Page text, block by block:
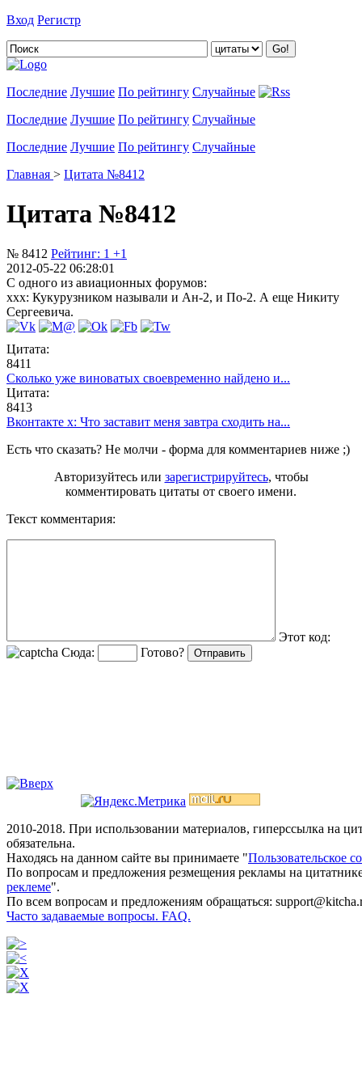
Вход Регистр
Последние Лучшие По рейтингу Случайные
Последние Лучшие По рейтингу Случайные
Последние Лучшие По рейтингу Случайные
Главная > Цитата №8412
Цитата №8412
№ 8412 Рейтинг: 1 +1
2012-05-22 06:28:01
С одного из авиационных форумов:
ххх: Кукурузником называли и Ан-2, и По-2. А еще Никиту
Сергеевича.
Цитата:
8411
Сколько уже виноватых своевременно найдено и...
Цитата:
8413
Вконтакте х: Что заставит меня завтра сходить на...
Есть что сказать? Не молчи - форма для комментариев ниже ;)
Авторизуйтесь или зарегистрируйтесь, чтобы
комментировать цитаты от своего имени.
Текст комментария:
Этот код:
Сюда:
Готово?
2010-2018. При использовании материалов, гиперссылка на
обязательна.
Находясь на данном сайте вы принимаете "Пользовательское
По вопросам и предложения резмещения рекламы на
реклеме".
По всем вопросам и предложениям обращаться:
Часто задаваемые вопросы. FAQ.